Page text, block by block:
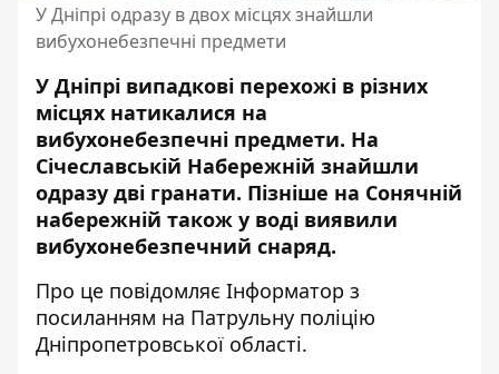
У Дніпрі одразу в двох місцях знайшли
вибухонебезпечні предмети
У Дніпрі випадкові перехожі в різних
місцях натикалися на
вибухонебезпечні предмети. На
Січеславській Набережній знайшли
одразу дві гранати. Пізніше на Сонячній
набережній також у воді виявили
вибухонебезпечний снаряд.
Про це повідомляє Інформатор з
посиланням на Патрульну поліцію
Дніпропетровської області.